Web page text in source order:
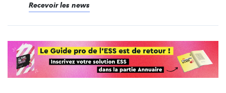
Recevoir les news